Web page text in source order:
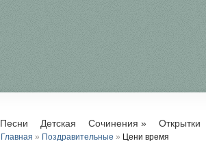
Песни Детская Сочинения » Открытки
Главная » Поздравительные » Цени время